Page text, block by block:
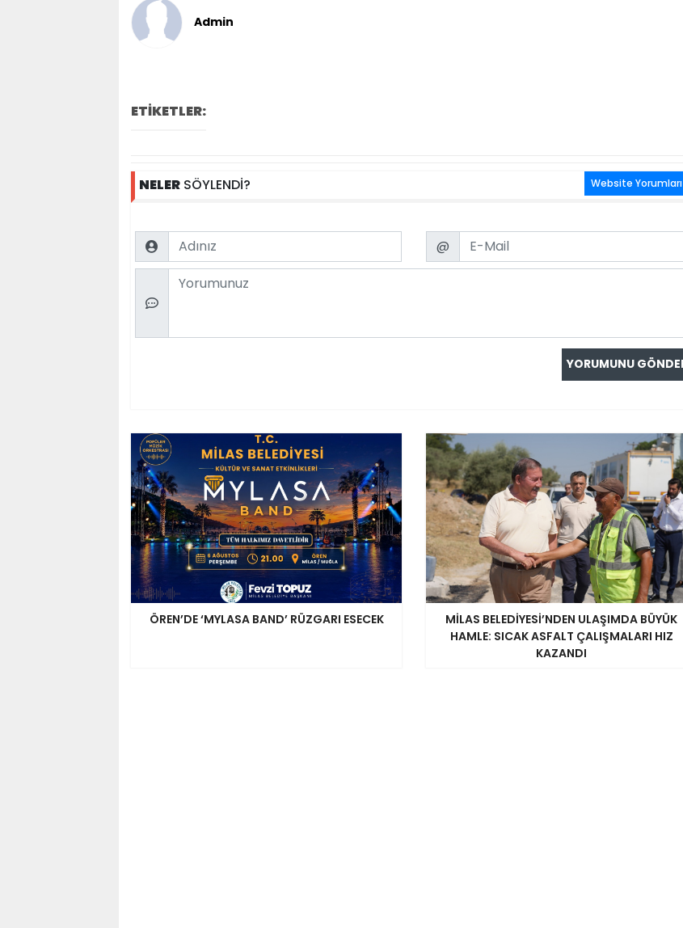
Admin
ETİKETLER:
NELER SÖYLENDİ? Website Yorumları
Name Email
@
Comment
ÖREN’DE ‘MYLASA BAND’ RÜZGARI ESECEK
MİLAS BELEDİYESİ’NDEN ULAŞIMDA BÜYÜK
HAMLE: SICAK ASFALT ÇALIŞMALARI HIZ
KAZANDI